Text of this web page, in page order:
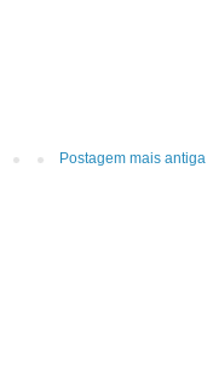
Postagem mais antiga